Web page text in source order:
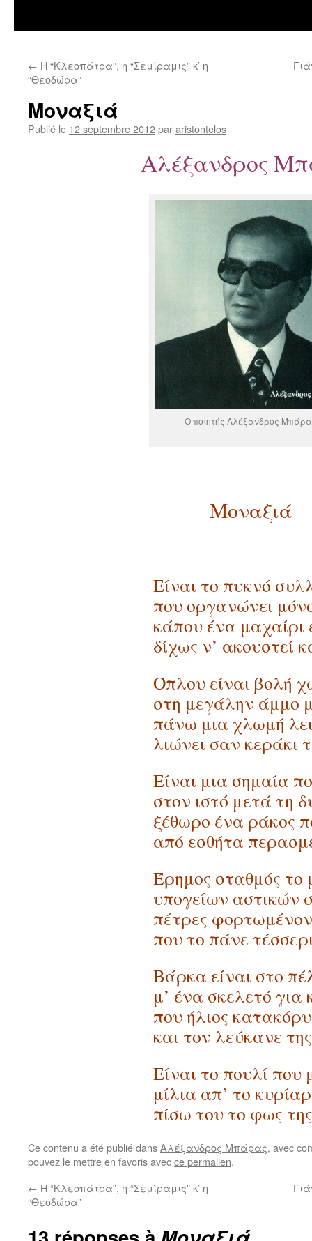
← H “Kλεοπάτρα”, η “Σεμίραμις” κ’ η
“Θεοδώρα”
Μοναξιά
Publié le 12 septembre 2012pararistontelos
Αλέξανδρος
Ο ποιητής Αλέξανδρος
Μοναξιά
Είναι το πυκνό
που οργανώνει
κάπου ένα μαχαίρι
δίχως ν’ ακουστεί
Όπλου είναι βολή
στη μεγάλην άμμο
πάνω μια χλωμή
λιώνει σαν κεράκι
Είναι μια σημαία
στον ιστό μετά τη
ξέθωρο ένα ράκος
από εσθήτα
Έρημος σταθμός το
υπογείων αστικών
πέτρες
που το πάνε
Βάρκα είναι στο
μ’ ένα σκελετό
που ήλιος
και τον λεύκανε
Είναι το πουλί που
μίλια απ’ το
πίσω του το φως
Ce contenu a été publié dansΑλέξανδρος Μπάρας, avec
pouvez le mettre en favoris avecce permalien.
← H “Kλεοπάτρα”, η “Σεμίραμις” κ’ η
“Θεοδώρα”